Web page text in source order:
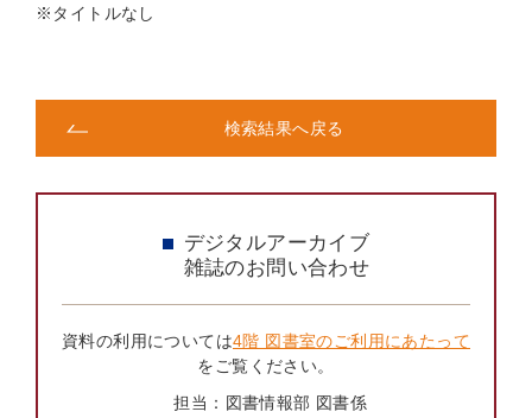
※タイトルなし
検索結果へ戻る
デジタルアーカイブ
雑誌のお問い合わせ
資料の利用については4階 図書室のご利用にあたって
をご覧ください。
担当： 図書情報部 図書係